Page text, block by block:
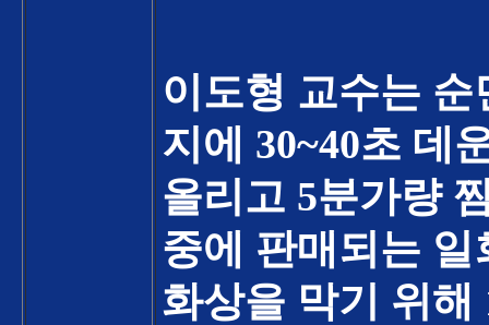
이도형 교수는
지에 30~40초 데
올리고 5분가량
중에 판매되는
화상을 막기 위해